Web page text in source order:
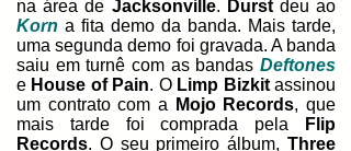
na área de Jacksonville. Durstdeu ao
Korn a fita demo da banda. Mais tarde,
uma segunda demo foi gravada. A banda
saiu em turnê com as bandas Deftones
e House of Pain. O Limp Bizkitassinou
um contrato com a
Mojo Records, que
mais tarde foi comprada pela
Flip
Records. O seu primeiro álbum, Three